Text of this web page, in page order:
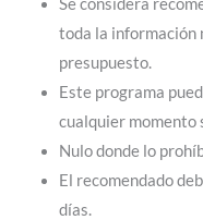
Se considera
toda la información
presupuesto.
Este programa
cualquier momento
Nulo donde lo
El recomendado
días.